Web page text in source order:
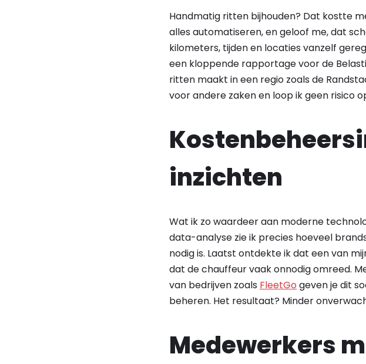
Handmatig ritten bijhouden? Dat kostte
alles automatiseren, en geloof me, dat
kilometers, tijden en locaties vanzelf
een kloppende rapportage voor de
ritten maakt in een regio zoals de
voor andere zaken en loop ik geen risico
inzichten
Wat ik zo waardeer aan moderne
data-analyse zie ik precies hoeveel
nodig is. Laatst ontdekte ik dat een van
dat de chauffeur vaak onnodig omreed.
van bedrijven zoals FleetGo geven je dit
beheren. Het resultaat? Minder
Medewerkers